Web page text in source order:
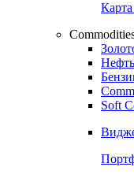
Нефть
Soft